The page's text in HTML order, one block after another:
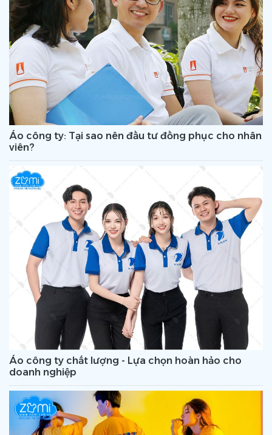
Áo công ty: Tại sao nên đầu tư đồng phục cho nhân
viên?
Áo công ty chất lượng - Lựa chọn hoàn hảo cho
doanh nghiệp